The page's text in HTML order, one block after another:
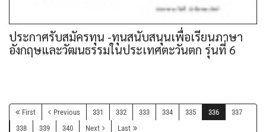
ประกาศรับสมัครทุน -ทุนสนับสนุนเพื่อเรียนภาษา
อังกฤษและวัฒนธรรมในประเทศตะวันตก รุ่นที่ 6
First Previous 331 332 333 334 335 336
337
338
339 340 Next Last